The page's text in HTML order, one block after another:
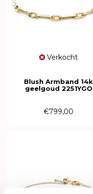
Verkocht
Blush Armband 14k
geelgoud 2251YGO
€799,00